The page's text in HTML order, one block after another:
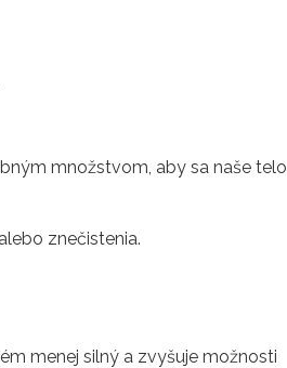
množstvom, aby sa naše telo
znečistenia.
menej silný a zvyšuje možnosti